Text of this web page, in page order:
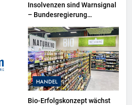
Insolvenzen sind Warnsignal
– Bundesregierung
Wirtschaftskrise
HANDEL
Bio-Erfolgskonzept wächst